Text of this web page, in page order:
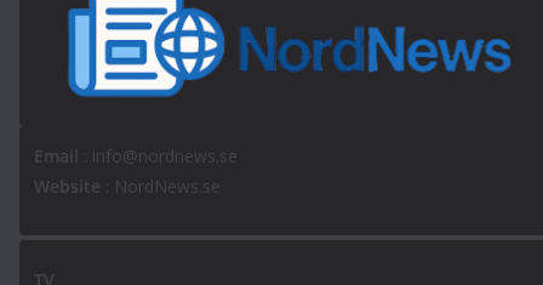
Email
: info@nordnews.se
Website
: NordNews.se
TV